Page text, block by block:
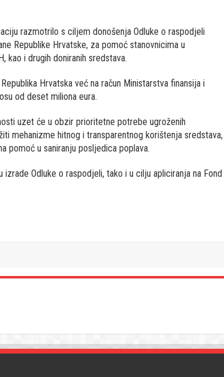
razmotrilo s ciljem donošenja Odluke o raspodjeli
Republike Hrvatske, za pomoć stanovnicima u
kao i drugih doniranih sredstava.
Hrvatska već na račun Ministarstva finansija i
od deset miliona eura.
uzet će u obzir prioritetne potrebe ugroženih
mehanizme hitnog i transparentnog korištenja sredstava,
pomoć u saniranju posljedica poplava.
Odluke o raspodjeli, tako i u cilju apliciranja na Fond